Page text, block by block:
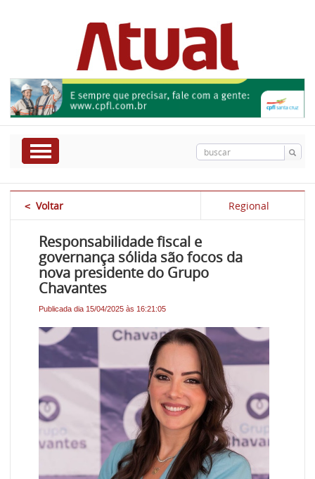
<Voltar Regional
Responsabilidade fiscal e
governança sólida são focos da
nova presidente do Grupo
Chavantes
Publicada dia 15/04/2025 às 16:21:05